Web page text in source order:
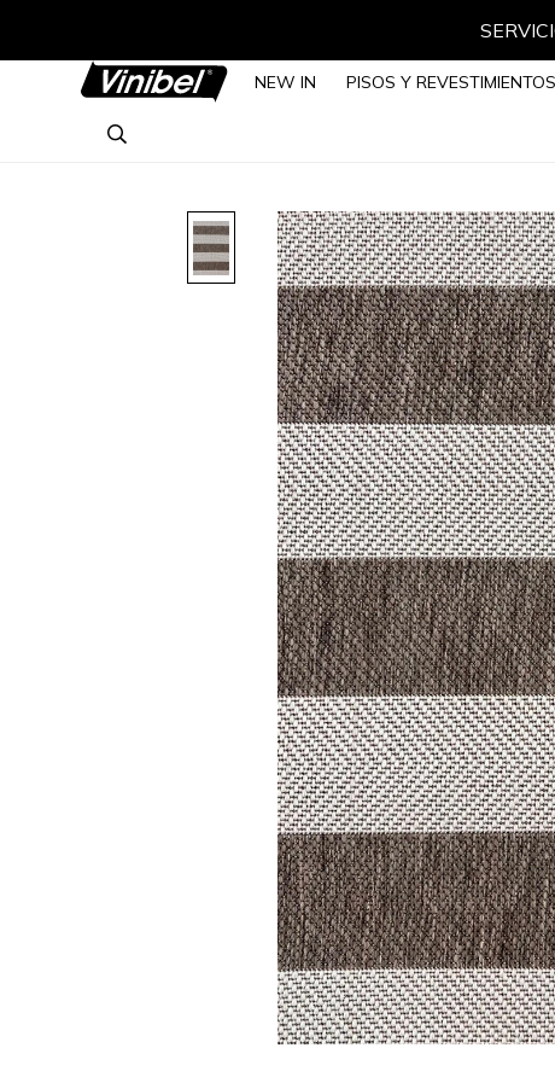
NEW IN PISOS Y REVESTIMIENTOS